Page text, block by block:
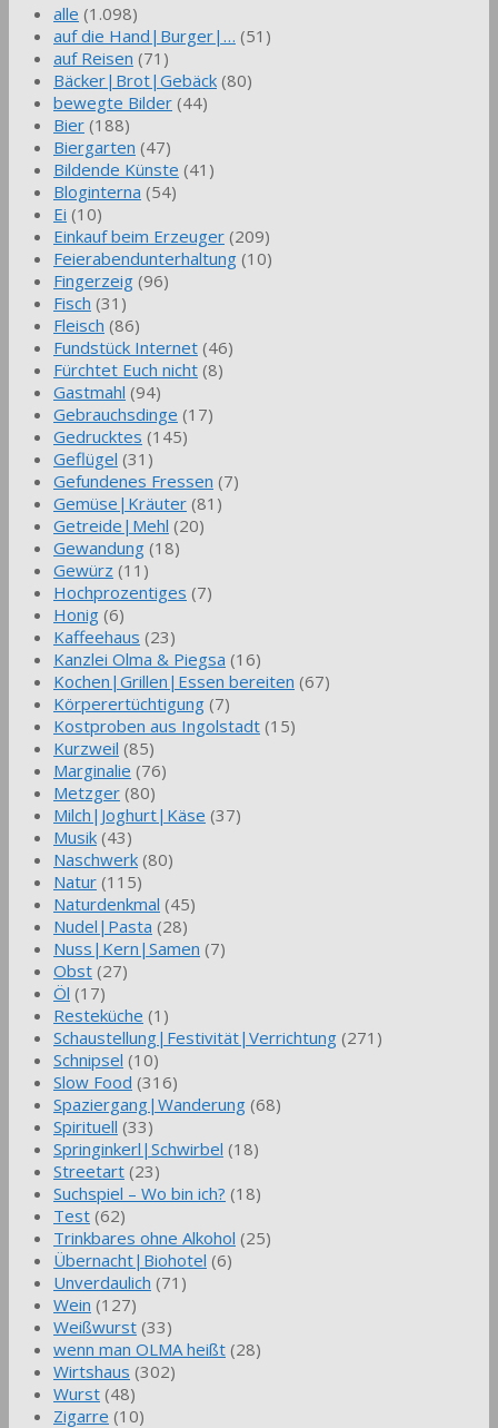
alle (1.098)
auf die Hand|Burger|… (51)
auf Reisen (71)
Bäcker|Brot|Gebäck (80)
bewegte Bilder (44)
Bier (188)
Biergarten (47)
Bildende Künste (41)
Bloginterna (54)
Ei (10)
Einkauf beim Erzeuger (209)
Feierabendunterhaltung (10)
Fingerzeig (96)
Fisch (31)
Fleisch (86)
Fundstück Internet (46)
Fürchtet Euch nicht (8)
Gastmahl (94)
Gebrauchsdinge (17)
Gedrucktes (145)
Geflügel (31)
Gefundenes Fressen (7)
Gemüse|Kräuter (81)
Getreide|Mehl (20)
Gewandung (18)
Gewürz (11)
Hochprozentiges (7)
Honig (6)
Kaffeehaus (23)
Kanzlei Olma & Piegsa (16)
Kochen|Grillen|Essen bereiten (67)
Körperertüchtigung (7)
Kostproben aus Ingolstadt (15)
Kurzweil (85)
Marginalie (76)
Metzger (80)
Milch|Joghurt|Käse (37)
Musik (43)
Naschwerk (80)
Natur (115)
Naturdenkmal (45)
Nudel|Pasta (28)
Nuss|Kern|Samen (7)
Obst (27)
Öl (17)
Resteküche (1)
Schaustellung|Festivität|Verrichtung (271)
Schnipsel (10)
Slow Food (316)
Spaziergang|Wanderung (68)
Spirituell (33)
Springinkerl|Schwirbel (18)
Streetart (23)
Suchspiel – Wo bin ich? (18)
Test (62)
Trinkbares ohne Alkohol (25)
Übernacht|Biohotel (6)
Unverdaulich (71)
Wein (127)
Weißwurst (33)
wenn man OLMA heißt (28)
Wirtshaus (302)
Wurst (48)
Zigarre (10)